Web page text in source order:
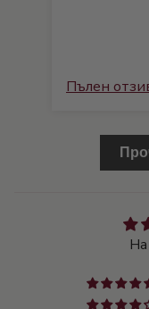
Пълен